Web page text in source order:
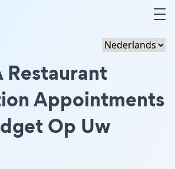
Restaurant
Appointments
Op Uw